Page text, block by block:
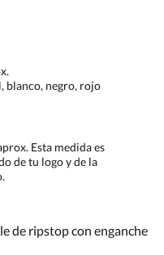
blanco, negro, rojo
Esta medida es
de tu logo y de la
de ripstop con enganche